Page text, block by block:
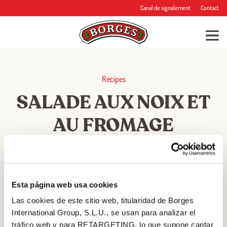
Esta página web usa cookies
Las cookies de este sitio web, titularidad de Borges
International Group, S.L.U., se usan para analizar el
tráfico web y para RETARGETING, lo que supone captar
Canal de signalement Contact
Recipes
SALADE AUX NOIX ET
AU FROMAGE
★★
RATING